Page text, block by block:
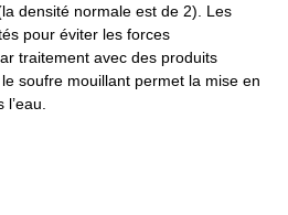
densité normale est de 2). Les
pour éviter les forces
traitement avec des produits
soufre mouillant permet la mise en